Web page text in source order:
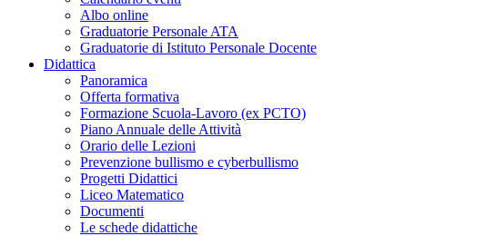
Albo online
Graduatorie Personale ATA
Graduatorie di Istituto Personale Docente
Didattica
Panoramica
Offerta formativa
Formazione Scuola-Lavoro (ex PCTO)
Piano Annuale delle Attività
Orario delle Lezioni
Prevenzione bullismo e cyberbullismo
Progetti Didattici
Liceo Matematico
Documenti
Le schede didattiche